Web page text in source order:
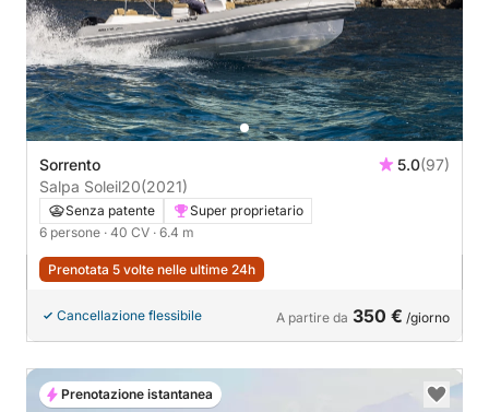
Sorrento 5.0(97)
Salpa Soleil20(2021)
Senza patente
Super proprietario
6 persone · 40 CV · 6.4 m
Prenotata 5 volte nelle ultime 24h
Cancellazione flessibile A partire da 350 € /giorno
Prenotazione istantanea